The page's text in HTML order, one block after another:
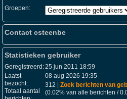
Groepen:
Contact csteenbe
Statistieken gebruiker
Geregistreerd:25 jun 2011 18:59
Laatst
bezocht:
08 aug 2026 19:35
Totaal aantal
312 | Zoek berichten van
(0.02% van alle berichten /